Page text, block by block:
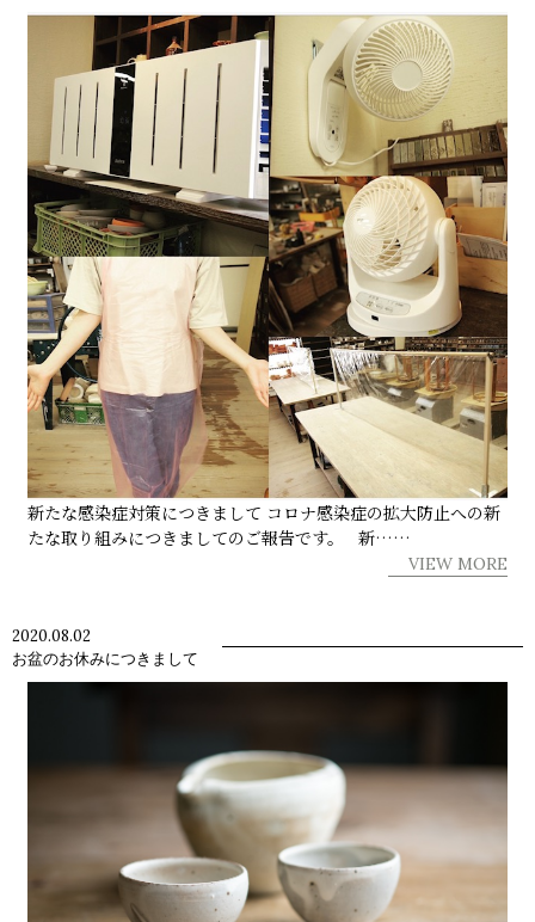
新たな感染症対策につきまして コロナ感染症の拡大防止への新
たな取り組みにつきましてのご報告です。 新……
VIEW MORE
2020.08.02
お盆のお休みにつきまして